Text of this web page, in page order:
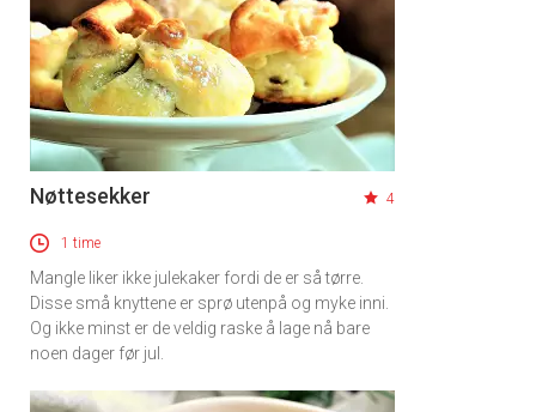
Nøttesekker 4
1 time
Mangle liker ikke julekaker fordi de er så tørre.
Disse små knyttene er sprø utenpå og myke inni.
Og ikke minst er de veldig raske å lage nå bare
noen dager før jul.